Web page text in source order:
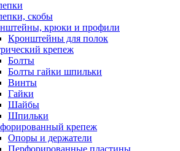
скобы
крюки и профили
Кронштейны для полок
крепеж
Болты
Болты гайки шпильки
Винты
Гайки
Шайбы
Шпильки
крепеж
Опоры и держатели
Перфорированные пластины